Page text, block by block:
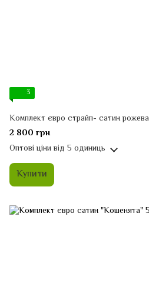
3
Комплект євро страйп- сатин
2 800 грн
Оптові ціни від 5 одиниць
Купити